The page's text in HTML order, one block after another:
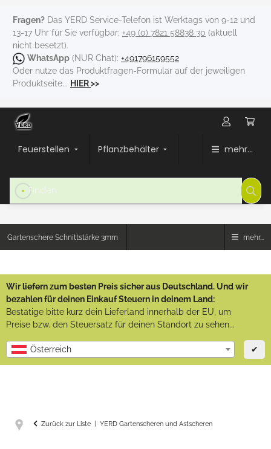
Fragen? Das YERD Service-Telefon ist Werktags von 9-12 und
13-17 Uhr für Sie verfügbar: +49 (0) 7821 58838 30 (aktuell
nicht besetzt).
WhatsApp (NUR Chat): +491796159552
Oder nutze das Produktfragen-Formular auf der jeweiligen
Produktseite... HIER>>
Feuerstellen Pflanzbehälter mehr...
Gartenschere Schnittstärke 3mm mehr...
Wir liefern zum besten Preis sicher aus Deutschland. Und wir
bezahlen für deinen Einkauf Steuern in deinem Land:
Bestätige bitte kurz dein Lieferland innerhalb der EU, um
Preise bzw. den Steuersatz für deinen Standort zu sehen...
Österreich ✔
Zurück zur Liste YERD Gartenscheren und Astscheren